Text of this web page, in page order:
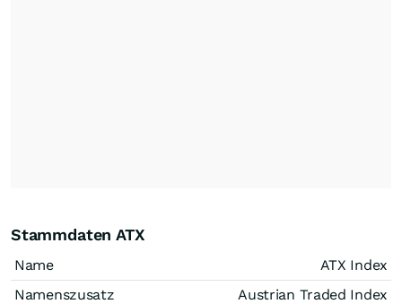
Stammdaten ATX
Name
ATX Index
Namenszusatz
Austrian Traded Index